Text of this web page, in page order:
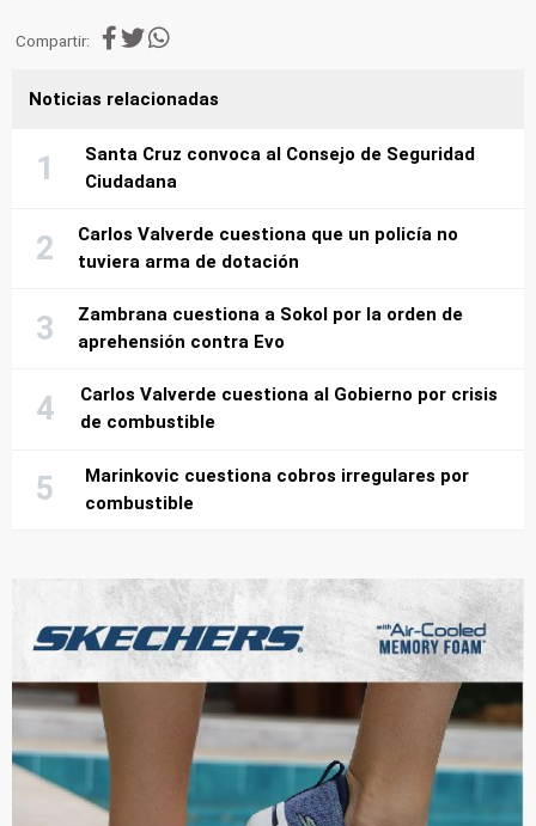
Compartir:
Noticias relacionadas
Santa Cruz convoca al Consejo de Seguridad
Ciudadana
Carlos Valverde cuestiona que un policía no
tuviera arma de dotación
Zambrana cuestiona a Sokol por la orden de
aprehensión contra Evo
Carlos Valverde cuestiona al Gobierno por crisis
de combustible
Marinkovic cuestiona cobros irregulares por
combustible